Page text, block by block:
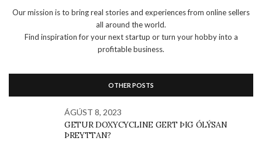
Our mission is to bring real stories and experiences from online sellers
all around the world.
Find inspiration for your next startup or turn your hobby into a
profitable business.
OTHER POSTS
ÁGÚST 8, 2023
GETUR DOXYCYCLINE GERT ÞIG ÓLÝSAN
ÞREYTTAN?